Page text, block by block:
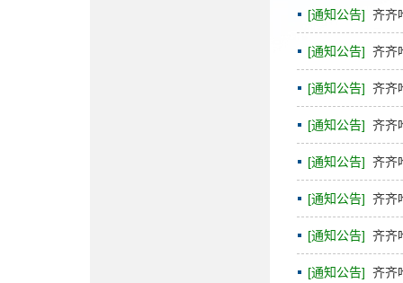
[通知公告] 齐齐
[通知公告] 齐齐
[通知公告] 齐齐
[通知公告] 齐齐
[通知公告] 齐齐
[通知公告] 齐齐
[通知公告] 齐齐
[通知公告] 齐齐